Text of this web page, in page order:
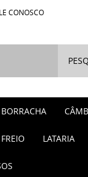
CONOSCO
BORRACHA
FREIO LATARIA